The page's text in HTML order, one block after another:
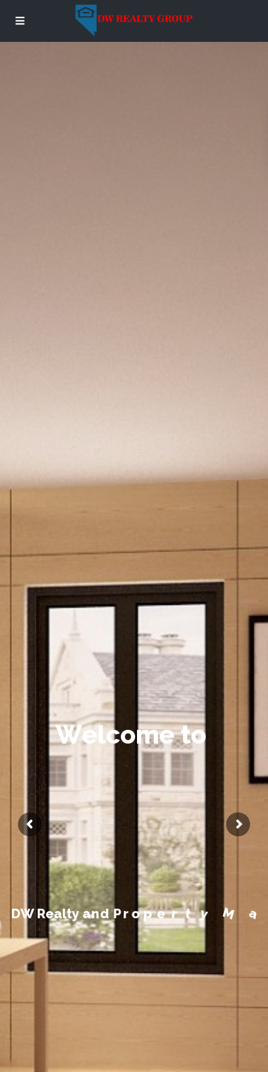
Welcome to
DW Realtyand Property M a n a